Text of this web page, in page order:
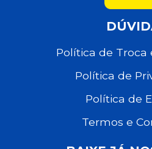
Política de Troca
Política de
Política de
Termos e